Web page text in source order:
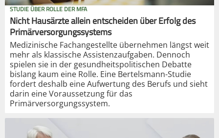
STUDIE ÜBER ROLLE DER MFA
Nicht Hausärzte allein entscheiden über Erfolg des
Primärversorgungssystems
Medizinische Fachangestellte übernehmen längst weit
mehr als klassische Assistenzaufgaben. Dennoch
spielen sie in der gesundheitspolitischen Debatte
bislang kaum eine Rolle. Eine Bertelsmann-Studie
fordert deshalb eine Aufwertung des Berufs und sieht
darin eine Voraussetzung für das
Primärversorgungssystem.